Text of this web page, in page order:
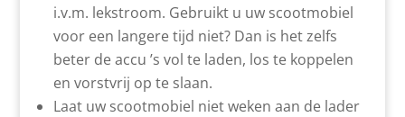
i.v.m. lekstroom. Gebruikt u uw scootmobiel
voor een langere tijd niet? Dan is het zelfs
beter de accu ’s vol te laden, los te koppelen
en vorstvrij op te slaan.
Laat uw scootmobiel niet weken aan de lader